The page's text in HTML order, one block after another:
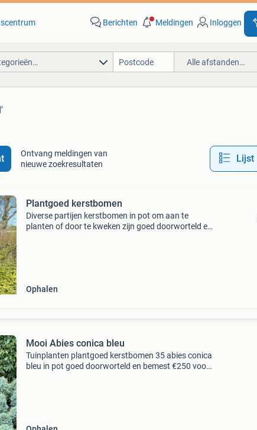
Berichten Meldingen Inloggen
Alle afstanden…
Ontvang meldingen van
nieuwe zoekresultaten
Lijst
Plantgoed kerstbomen
Diverse partijen kerstbomen in pot om aan te
planten of door te kweken zijn goed doorworteld en
Ophalen
Mooi Abies conica bleu
Tuinplanten plantgoed kerstbomen 35 abies conica
bleu in pot goed doorworteld en bemest €250 voor